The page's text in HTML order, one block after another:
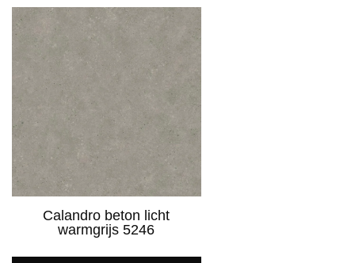
Calandro beton licht
warmgrijs 5246